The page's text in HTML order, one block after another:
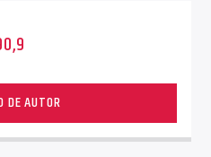
DE AUTOR